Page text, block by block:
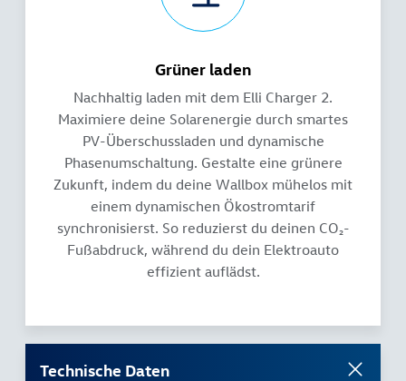
Grüner laden
Nachhaltig laden mit dem Elli Charger 2.
Maximiere deine Solarenergie durch smartes
PV-Überschussladen und dynamische
Phasenumschaltung. Gestalte eine grünere
Zukunft, indem du deine Wallbox mühelos mit
einem dynamischen Ökostromtarif
synchronisierst. So reduzierst du deinen CO₂-
Fußabdruck, während du dein Elektroauto
effizient auflädst.
Technische Daten